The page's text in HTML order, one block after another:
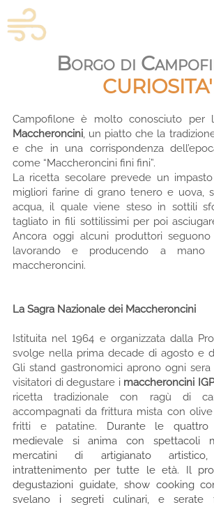
Borgo di
CURIOSITA'
Campofilone è molto conosciuto per
Maccheroncini, un piatto che la
e che in una corrispondenza
come “Maccheroncini fini fini”.
La ricetta secolare prevede un
migliori farine di grano tenero e uova,
acqua, il quale viene steso in sottili
tagliato in fili sottilissimi per poi
Ancora oggi alcuni produttori seguono
lavorando e producendo a mano
maccheroncini.
La Sagra Nazionale dei Maccheroncini
Istituita nel 1964 e organizzata dalla
svolge nella prima decade di agosto e
Gli stand gastronomici aprono ogni
visitatori di degustare i maccheroncini IGP
ricetta tradizionale con ragù di
accompagnati da frittura mista con
fritti e patatine.
Durante le
medievale si anima con spettacoli
mercatini di artigianato
intrattenimento per tutte le età. Il
degustazioni guidate, show cooking
svelano i segreti culinari, e serate